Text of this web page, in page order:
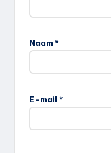
Naam *
E-mail *